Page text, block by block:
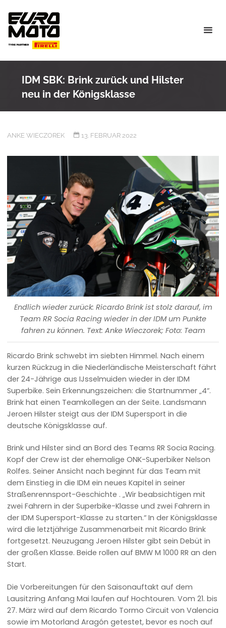
content
IDM SBK: Brink zurück und Hilster
neu in der Königsklasse
ANKE WIECZOREK 13. FEBRUAR 2022
Endlich wieder zurück: Ricardo Brink ist stolz darauf, im
Team RR Socia Racing wieder in der IDM um Punkte
fahren zu können. Text: Anke Wieczorek; Foto: Team
Ricardo Brink schwebt im siebten Himmel. Nach einem
kurzen Rückzug in die Niederländische Meisterschaft fährt
der 24-Jährige aus IJsselmuiden wieder in der IDM
Superbike. Sein Erkennungszeichen: die Startnummer „4“.
Brink hat einen Teamkollegen an der Seite. Landsmann
Jeroen Hilster steigt aus der IDM Supersport in die
deutsche Königsklasse auf.
Brink und Hilster sind an Bord des Teams RR Socia Racing.
Kopf der Crew ist der ehemalige ONK-Superbiker Nelson
Rolfes. Seiner Ansicht nach beginnt für das Team mit
dem Einstieg in die IDM ein neues Kapitel in seiner
Straßenrennsport-Geschichte . „Wir beabsichtigen mit
zwei Fahrern in der Superbike-Klasse und zwei Fahrern in
der IDM Supersport-Klasse zu starten.“ In der Königsklasse
wird die letztjährige Zusammenarbeit mit Ricardo Brink
fortgesetzt. Neuzugang Jeroen Hilster gibt sein Debüt in
der großen Klasse. Beide rollen auf BMW M 1000 RR an den
Start.
Die Vorbereitungen für den Saisonauftakt auf dem
Lausitzring Anfang Mai laufen auf Hochtouren. Vom 21. bis
27. März wird auf dem Ricardo Tormo Circuit von Valencia
sowie im Motorland Aragón getestet, bevor es noch auf